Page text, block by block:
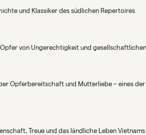
und Klassiker des südlichen Repertoires.
von Ungerechtigkeit und gesellschaftlichen
Opferbereitschaft und Mutterliebe – eines
Treue und das ländliche Leben Vietnams.